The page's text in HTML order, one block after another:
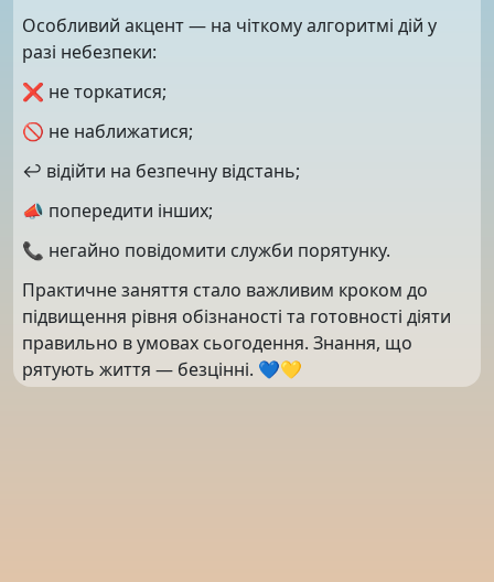
Особливий акцент — на чіткому алгоритмі дій у
разі небезпеки:
❌ не торкатися;
🚫 не наближатися;
↩️ відійти на безпечну відстань;
📣 попередити інших;
📞 негайно повідомити служби порятунку.
Практичне заняття стало важливим кроком до
підвищення рівня обізнаності та готовності діяти
правильно в умовах сьогодення. Знання, що
рятують життя — безцінні. 💙💛